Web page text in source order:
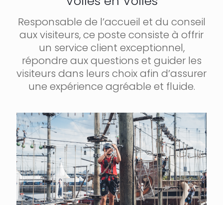
Responsable de l’accueil et du conseil
aux visiteurs, ce poste consiste à offrir
un service client exceptionnel,
répondre aux questions et guider les
visiteurs dans leurs choix afin d’assurer
une expérience agréable et fluide.